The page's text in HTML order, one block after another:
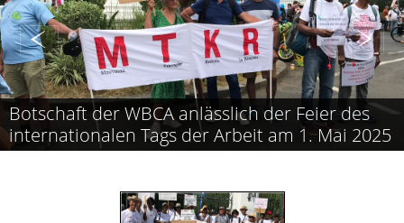
Botschaft der WBCA anlässlich der Feier des
internationalen Tags der Arbeit am 1. Mai 2025